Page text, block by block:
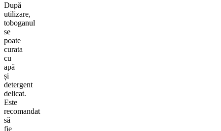
După
utilizare,
toboganul
se
poate
curata
cu
apă
și
detergent
delicat.
Este
recomandat
să
fie